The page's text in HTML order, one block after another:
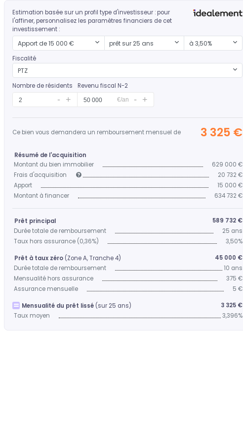
Estimation basée sur un profil type d'investisseur : pour
l'affiner, personnalisez les paramètres financiers de cet
investissement :
Mon apport
Apport de 15 000 € Durée d'emprunt
prêt sur 25 ans Mon taux
à 3,50%
Fiscalité
PTZ
Nombre de résidents Revenu fiscal N-2
€/an
Ce bien vous demandera un remboursement mensuel de 3 325 €
Résumé de l'acquisition
Montant du bien immobilier
629 000 €
Frais d'acquisition
20 732 €
Apport
15 000 €
Montant à financer
634 732 €
Prêt principal
589 732 €
Durée totale de remboursement
25 ans
Taux hors assurance (0,36%)
3,50%
Prêt à taux zéro (Zone A, Tranche 4)
45 000 €
Durée totale de remboursement
10 ans
Mensualité hors assurance
375 €
Assurance mensuelle
5 €
Mensualité du prêt lissé (sur 25 ans)
3 325 €
Taux moyen
3,396%